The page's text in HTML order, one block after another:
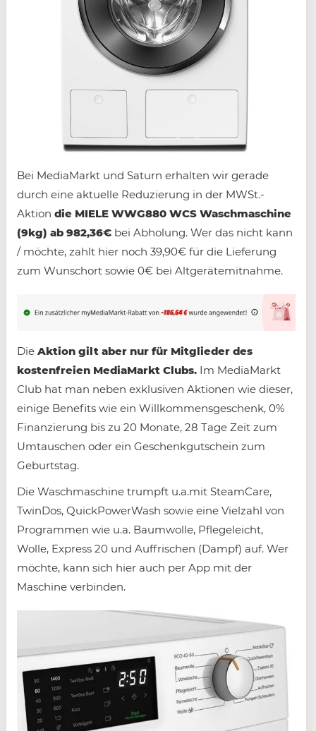
Bei MediaMarkt und Saturn erhalten wir gerade
durch eine aktuelle Reduzierung in der MWSt.-
Aktion die MIELE WWG880 WCS Waschmaschine
(9kg) ab 982,36€ bei Abholung. Wer das nicht kann
/ möchte, zahlt hier noch 39,90€ für die Lieferung
zum Wunschort sowie 0€ bei Altgerätemitnahme.
Die Aktion gilt aber nur für Mitglieder des
kostenfreien MediaMarkt Clubs. Im MediaMarkt
Club hat man neben exklusiven Aktionen wie dieser,
einige Benefits wie ein Willkommensgeschenk, 0%
Finanzierung bis zu 20 Monate, 28 Tage Zeit zum
Umtauschen oder ein Geschenkgutschein zum
Geburtstag.
Die Waschmaschine trumpft u.a.mit SteamCare,
TwinDos, QuickPowerWash sowie eine Vielzahl von
Programmen wie u.a. Baumwolle, Pflegeleicht,
Wolle, Express 20 und Auffrischen (Dampf) auf. Wer
möchte, kann sich hier auch per App mit der
Maschine verbinden.